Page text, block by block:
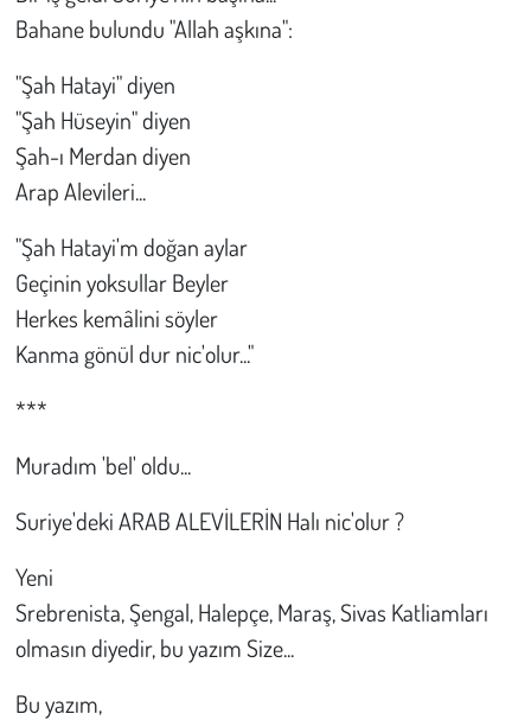
Bahane bulundu "Allah aşkına":
"Şah Hatayi" diyen
"Şah Hüseyin" diyen
Şah-ı Merdan diyen
Arap Alevileri...
"Şah Hatayi'm doğan aylar
Geçinin yoksullar Beyler
Herkes kemâlini söyler
Kanma gönül dur nic'olur..."
***
Muradım 'bel' oldu...
Suriye'deki ARAB ALEVİLERİN Halı nic'olur ?
Yeni
Srebrenista, Şengal, Halepçe, Maraş, Sivas Katliamları
olmasın diyedir, bu yazım Size...
Bu yazım,